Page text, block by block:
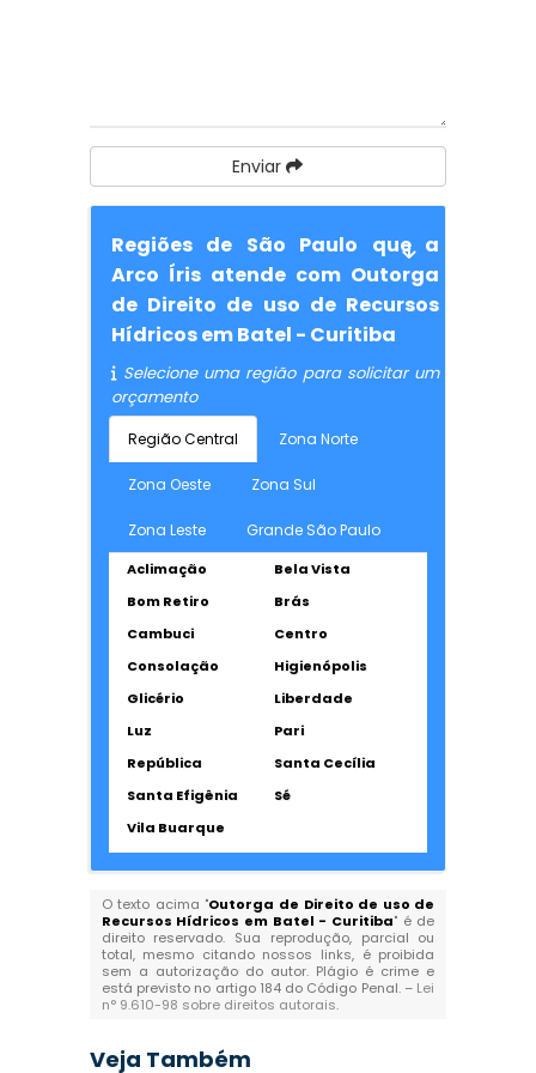
Enviar
Regiões de São Paulo que a
Arco Íris atende com Outorga
de Direito de uso de Recursos
Hídricos em Batel - Curitiba
Selecione uma região para solicitar um
orçamento
Região Central Zona Norte
Zona Oeste Zona Sul
Zona Leste Grande São Paulo
Aclimação
Bela Vista
Bom Retiro
Brás
Cambuci
Centro
Consolação
Higienópolis
Glicério
Liberdade
Luz
Pari
República
Santa Cecília
Santa Efigênia
Sé
Vila Buarque
O texto acima "Outorga de Direito de uso de
Recursos Hídricos em Batel - Curitiba" é de
direito reservado. Sua reprodução, parcial ou
total, mesmo citando nossos links, é proibida
sem a autorização do autor. Plágio é crime e
está previsto no artigo 184 do Código Penal. – Lei
n° 9.610-98 sobre direitos autorais.
Veja Também